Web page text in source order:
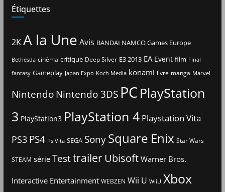
Étiquettes
2KA la Une Avis BANDAI NAMCO Games Europe
Bethesda cinéma critique Deep Silver E3 2013 EA Event film Final
fantasy Gameplay Japan Expo Koch Media konami livre manga Marvel
Nintendo Nintendo 3DS PCPlayStation
3 PlayStation3 PlayStation 4 Playstation Vita
PS3 PS4 Ps Vita SEGA Sony Square Enix Star Wars
STEAM série TesttrailerUbisoftWarner Bros.
Interactive Entertainment WEBZEN Wii U WiiU Xbox